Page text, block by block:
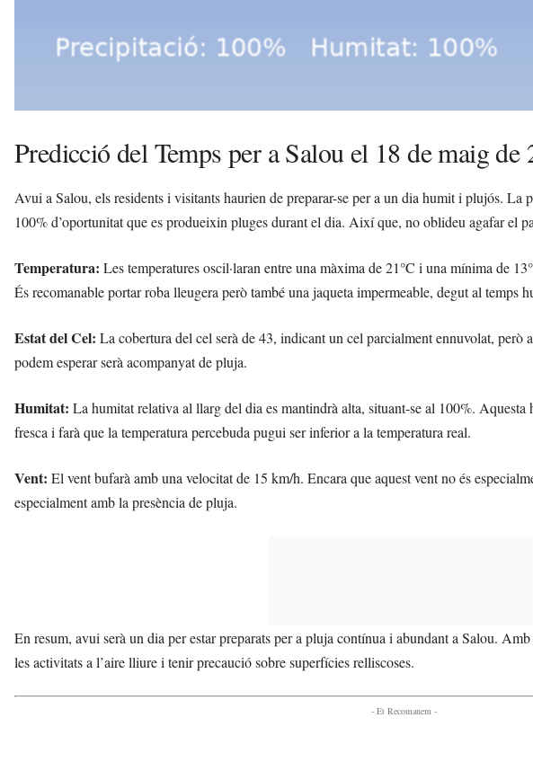
Predicció del Temps per a Salou el 18 de maig de
Avui a Salou, els residents i visitants haurien de preparar-se per a un dia humit i plujós. La
100% d’oportunitat que es produeixin pluges durant el dia. Així que, no oblideu agafar el
Temperatura: Les temperatures oscil·laran entre una màxima de 21°C i una mínima de
És recomanable portar roba lleugera però també una jaqueta impermeable, degut al temps
Estat del Cel: La cobertura del cel serà de 43, indicant un cel parcialment ennuvolat, però
podem esperar serà acompanyat de pluja.
Humitat: La humitat relativa al llarg del dia es mantindrà alta, situant-se al 100%.
fresca i farà que la temperatura percebuda pugui ser inferior a la temperatura real.
Vent: El vent bufarà amb una velocitat de 15 km/h. Encara que aquest vent no és
especialment amb la presència de pluja.
En resum, avui serà un dia per estar preparats per a pluja contínua i abundant a Salou.
les activitats a l’aire lliure i tenir precaució sobre superfícies relliscoses.
- Et Recomanem -